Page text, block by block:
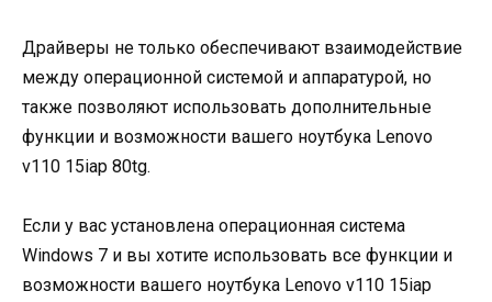
Драйверы не только обеспечивают взаимодействие
между операционной системой и аппаратурой, но
также позволяют использовать дополнительные
функции и возможности вашего ноутбука Lenovo
v110 15iap 80tg.
Если у вас установлена операционная система
Windows 7 и вы хотите использовать все функции и
возможности вашего ноутбука Lenovo v110 15iap